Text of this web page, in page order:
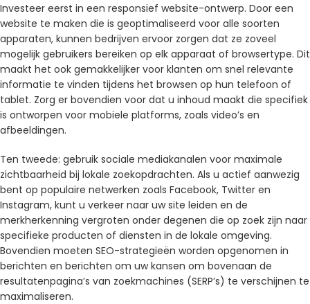
Investeer eerst in een responsief website-ontwerp. Door een
website te maken die is geoptimaliseerd voor alle soorten
apparaten, kunnen bedrijven ervoor zorgen dat ze zoveel
mogelijk gebruikers bereiken op elk apparaat of browsertype. Dit
maakt het ook gemakkelijker voor klanten om snel relevante
informatie te vinden tijdens het browsen op hun telefoon of
tablet. Zorg er bovendien voor dat u inhoud maakt die specifiek
is ontworpen voor mobiele platforms, zoals video’s en
afbeeldingen.
Ten tweede: gebruik sociale mediakanalen voor maximale
zichtbaarheid bij lokale zoekopdrachten. Als u actief aanwezig
bent op populaire netwerken zoals Facebook, Twitter en
Instagram, kunt u verkeer naar uw site leiden en de
merkherkenning vergroten onder degenen die op zoek zijn naar
specifieke producten of diensten in de lokale omgeving.
Bovendien moeten SEO-strategieën worden opgenomen in
berichten en berichten om uw kansen om bovenaan de
resultatenpagina’s van zoekmachines (SERP’s) te verschijnen te
maximaliseren.